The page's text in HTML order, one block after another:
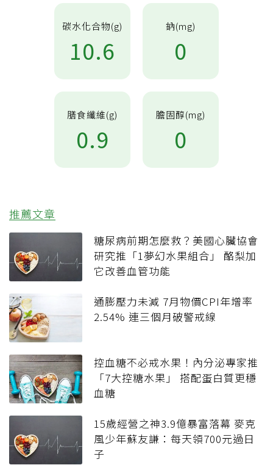
碳水化合物(g)
10.6
鈉(mg)
0
膳食纖維(g)
0.9
膽固醇(mg)
0
推薦文章
糖尿病前期怎麼救？美國心臟協會
研究推「1夢幻水果組合」 酪梨加
它改善血管功能
通膨壓力未減 7月物價CPI年增率
2.54% 連三個月破警戒線
控血糖不必戒水果！內分泌專家推
「7大控糖水果」 搭配蛋白質更穩
血糖
15歲經營之神3.9億暴富落幕 麥克
風少年蘇友謙：每天領700元過日
子